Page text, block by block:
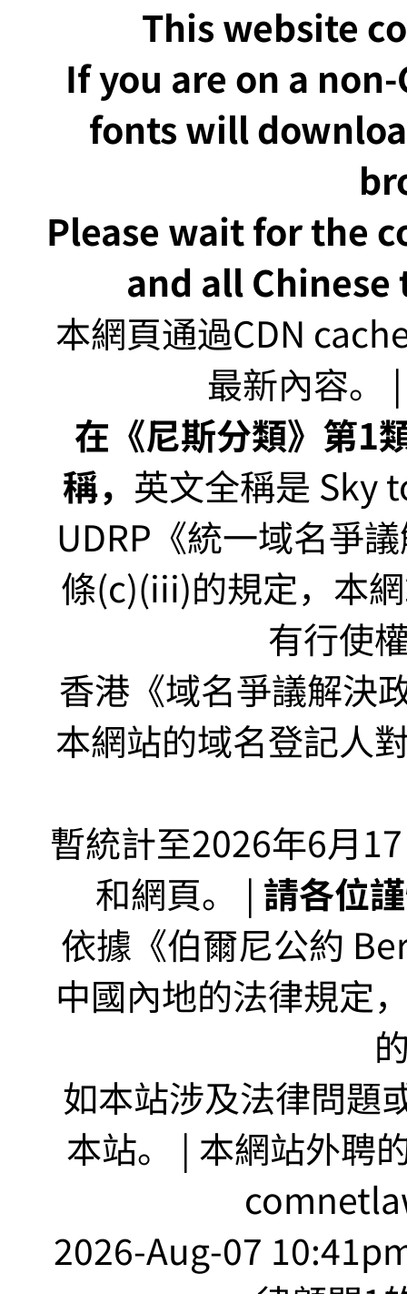
This website
If you are on a
fonts will
Please wait for the
and all
本網頁通過CDN
最新內容。
在《尼斯分類》第
稱， 英文全稱是 Sky
UDRP《統一域名爭
條(c)(iii)的規定，本
有行使
香港《域名爭議解決
本網站的域名登記人
暫統計至2026年6月
和網頁。 | 請各位
依據《伯爾尼公約
中國內地的法律規定
如本站涉及法律問題
本站。 | 本網站外聘
2026-Aug-07